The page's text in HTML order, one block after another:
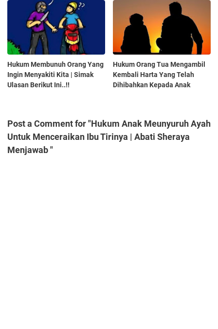
Hukum Membunuh Orang Yang
Ingin Menyakiti Kita | Simak
Ulasan Berikut Ini..!!
Hukum Orang Tua Mengambil
Kembali Harta Yang Telah
Dihibahkan Kepada Anak
Post a Comment for "Hukum Anak Meunyuruh Ayah
Untuk Menceraikan Ibu Tirinya | Abati Sheraya
Menjawab "